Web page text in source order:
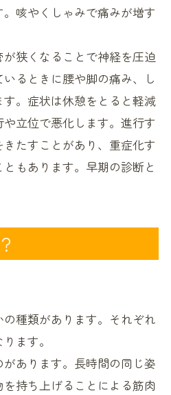
咳やくしゃみで痛みが増す
狭くなることで神経を圧迫
るときに腰や脚の痛み、し
。症状は休憩をとると軽減
立位で悪化します。進行す
たすことがあり、重症化す
もあります。早期の診断と
種類があります。それぞれ
ます。
あります。長時間の同じ姿
持ち上げることによる筋肉